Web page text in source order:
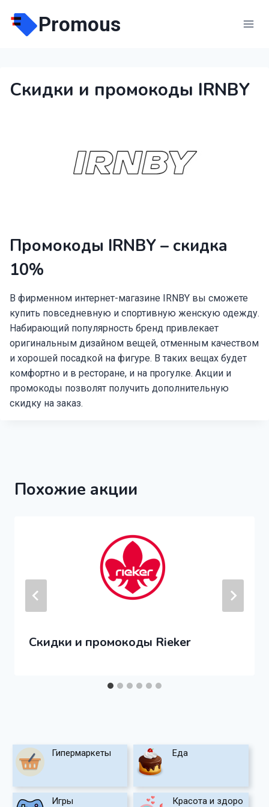
содержимому
Promous
Скидки и промокоды IRNBY
Промокоды IRNBY – скидка
10%
В фирменном интернет-магазине IRNBY вы сможете
купить повседневную и спортивную женскую одежду.
Набирающий популярность бренд привлекает
оригинальным дизайном вещей, отменным качеством
и хорошей посадкой на фигуре. В таких вещах будет
комфортно и в ресторане, и на прогулке. Акции и
промокоды позволят получить дополнительную
скидку на заказ.
Похожие акции
Скидки и промокоды Rieker
Гипермаркеты Еда
Игры
Красота и здоро